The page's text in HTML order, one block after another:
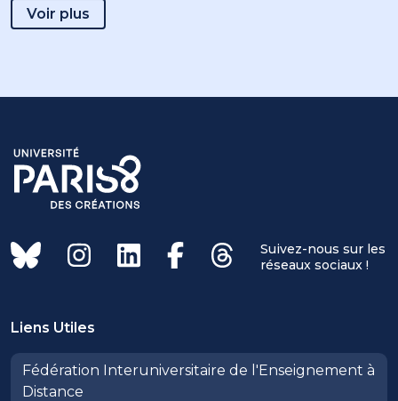
Voir plus
Suivez-nous sur les
réseaux sociaux !
Liens Utiles
Fédération Interuniversitaire de l'Enseignement à
Distance